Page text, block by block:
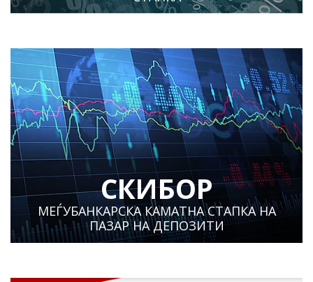
СКИБОР
МЕЃУБАНКАРСКА КАМАТНА СТАПКА НА
ПАЗАР НА ДЕПОЗИТИ